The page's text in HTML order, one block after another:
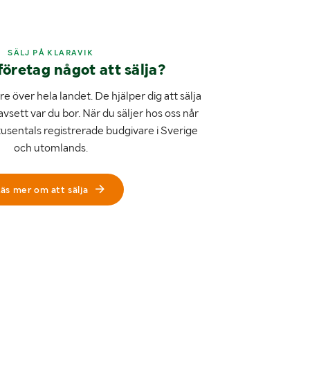
SÄLJ PÅ KLARAVIK
något att sälja?
över hela landet. De hjälper dig att sälja
var du bor. När du säljer hos oss når
registrerade budgivare i Sverige
och utomlands.
mer om att sälja